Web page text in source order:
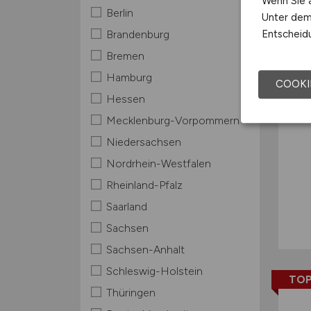
Berlin
Brandenburg
Bremen
Hamburg
Hessen
Mecklenburg-Vorpommern
Niedersachsen
Nordrhein-Westfalen
Rheinland-Pfalz
Saarland
Sachsen
Sachsen-Anhalt
Schleswig-Holstein
Thüringen
Unter